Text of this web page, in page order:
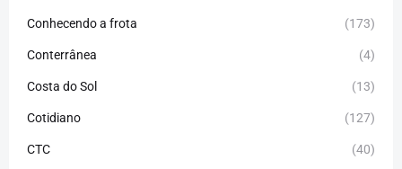
Conhecendo a frota (173)
Conterrânea (4)
Costa do Sol (13)
Cotidiano (127)
CTC (40)